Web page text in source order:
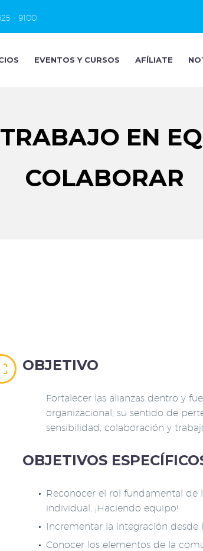
- 9100
EVENTOS Y CURSOS AFÍLIATE
EN
COLABORAR
OBJETIVO
Fortalecer las alianzas dentro y
organizacional, su sentido de
sensibilidad, colaboración y
OBJETIVOS
Reconocer el rol fundamental de
individual, ¡Haciendo equipo!
Incrementar la integración desde
Conocer los elementos de la